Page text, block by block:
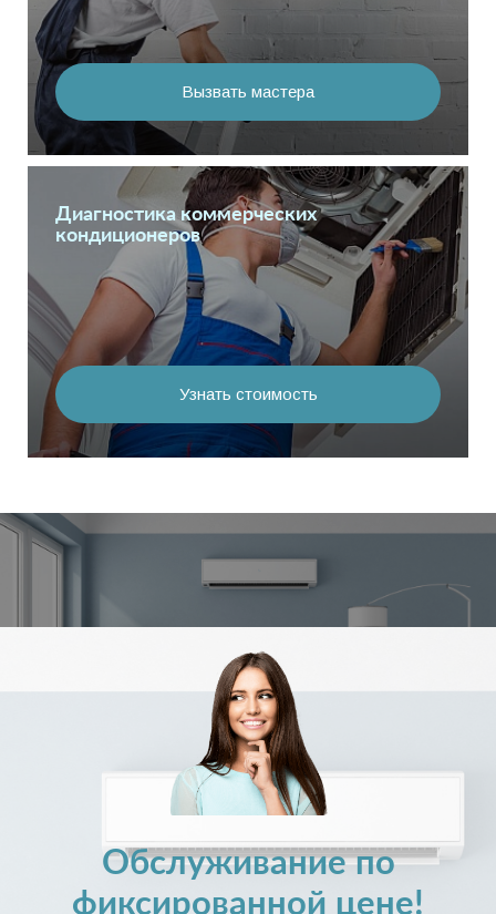
Вызвать мастера
Диагностика коммерческих
кондиционеров
Узнать стоимость
Обслуживание по
фиксированной цене!